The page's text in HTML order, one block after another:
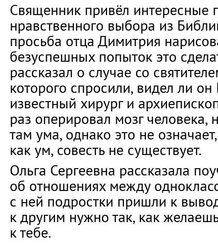
Священник привёл интересные
нравственного выбора из
просьба отца Димитрия
безуспешных попыток это
рассказал о случае со
которого спросили, видел ли
известный хирург и
раз оперировал мозг человека,
там ума, однако это не
как ум, совесть не существует.
Ольга Сергеевна рассказала
об отношениях между
с ней подростки пришли к
к другим нужно так, как
к тебе.